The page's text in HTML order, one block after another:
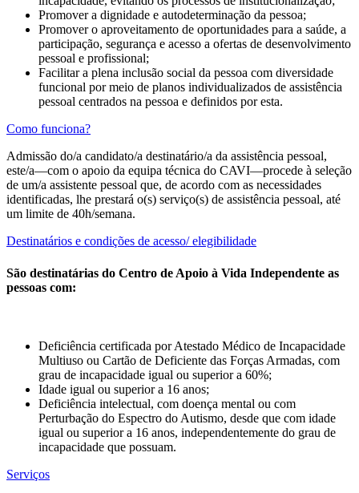
Promover a dignidade e autodeterminação da pessoa;
Promover o aproveitamento de oportunidades para a saúde, a
participação, segurança e acesso a ofertas de desenvolvimento
pessoal e profissional;
Facilitar a plena inclusão social da pessoa com diversidade
funcional por meio de planos individualizados de assistência
pessoal centrados na pessoa e definidos por esta.
Como funciona?
Admissão do/a candidato/a destinatário/a da assistência pessoal,
este/a—com o apoio da equipa técnica do CAVI—procede à seleção
de um/a assistente pessoal que, de acordo com as necessidades
identificadas, lhe prestará o(s) serviço(s) de assistência pessoal, até
um limite de 40h/semana.
Destinatários e condições de acesso/ elegibilidade
São destinatárias do Centro de Apoio à Vida Independente as
pessoas com:
Deficiência certificada por Atestado Médico de Incapacidade
Multiuso ou Cartão de Deficiente das Forças Armadas, com
grau de incapacidade igual ou superior a 60%;
Idade igual ou superior a 16 anos;
Deficiência intelectual, com doença mental ou com
Perturbação do Espectro do Autismo, desde que com idade
igual ou superior a 16 anos, independentemente do grau de
incapacidade que possuam.
Serviços